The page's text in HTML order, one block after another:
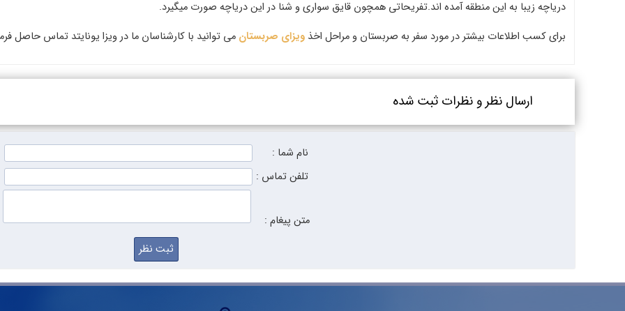
دریاچه زیبا به این منطقه آمده اند.تفریحاتی همچون قایق سواری و شنا در این دریاچه صورت میگیرد.
برای کسب اطلاعات بیشتر در مورد سفر به صربستان و مراحل اخذ ویزای صربستان می توانید با کارشناسان ما در ویزا یونایتد تماس حاصل
ارسال نظر و نظرات ثبت شده
نام شما :
تلفن تماس :
متن پیغام :